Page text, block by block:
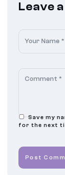
Leave
Save my
for the next
Post